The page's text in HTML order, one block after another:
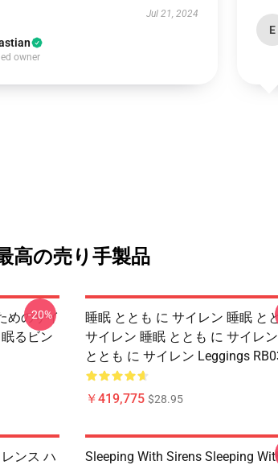
Jul 21, 2024
owner
E
高の売り手製品
めのサイ
るビン
-20%
睡眠 ととも に サイレン 睡眠 と
サイレン 睡眠 ととも に サイレ
ととも に サイレン Leggings
￥419,775 $28.95
ンス ハ
Sleeping With Sirens Sleeping